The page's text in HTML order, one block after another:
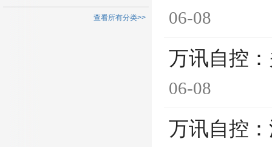
查看所有分类>> 06-08
万讯自控
06-08
万讯自控